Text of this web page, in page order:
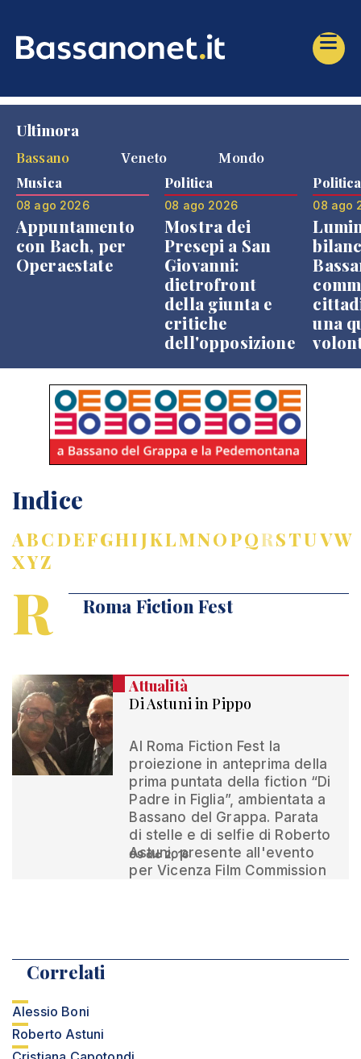
Ultimora
Bassano
Veneto Mondo
Musica
08 ago 2026
Appuntamento
con Bach, per
Operaestate
Politica
08 ago 2026
Mostra dei
Presepi a San
Giovanni:
dietrofront
della giunta e
critiche
dell'opposizione
Politica
08 ago
una
Indice
ABCDEFGHIJKLMNOPQRSTUVW
XYZ
R Roma Fiction Fest
Attualità
Di Astuni in Pippo
Al Roma Fiction Fest la
proiezione in anteprima della
prima puntata della fiction “Di
Padre in Figlia”, ambientata a
Bassano del Grappa. Parata
di stelle e di selfie di Roberto
Astuni, presente all'evento
per Vicenza Film Commission
09 dic 2016
Correlati
Alessio Boni
Roberto Astuni